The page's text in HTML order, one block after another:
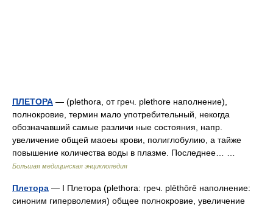
ПЛЕТОРА — (plethora, от греч. plethore наполнение),
полнокровие, термин мало употребительный, некогда
обозначавший самые различи ные состояния, напр.
увеличение общей маоеы крови, полиглобулию, а тайже
повышение количества воды в плазме. Последнее… …
Большая медицинская энциклопедия
Плетора — I Плетора (plethora: греч. plēthōrē наполнение:
синоним гиперволемия) общее полнокровие, увеличение